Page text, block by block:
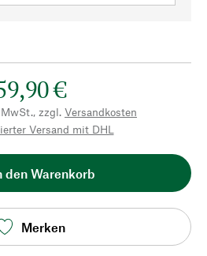
€
zzgl. Versandkosten
Versand mit DHL
den Warenkorb
Merken